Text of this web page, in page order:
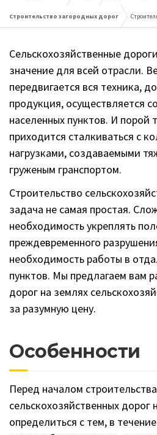
Строительство загородных дорог
Сельскохозяйственные
значение для всей отрасли.
передвигается вся техника,
продукция, осуществляется
населенных пунктов. И порой
приходится сталкиваться с
нагрузками, создаваемыми
груженым гранспортом.
Строительство
задача не самая простая.
необходимость укреплять
преждевременного
необходимость работы в
пунктов. Мы предлагаем вам
дорог на землях
за разумную цену.
Особенности
Перед началом строительства
сельскохозяйственных дорог
определиться с тем, в